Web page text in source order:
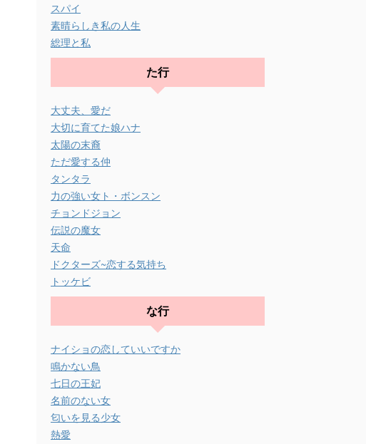
スパイ
素晴らしき私の人生
総理と私
た行
大丈夫、愛だ
大切に育てた娘ハナ
太陽の末裔
ただ愛する仲
タンタラ
力の強い女ト・ボンスン
チョンドジョン
伝説の魔女
天命
ドクターズ~恋する気持ち
トッケビ
な行
ナイショの恋していいですか
鳴かない鳥
七日の王妃
名前のない女
匂いを見る少女
熱愛